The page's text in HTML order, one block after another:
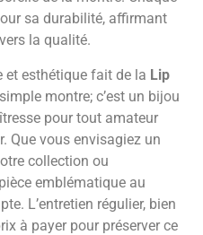
sa durabilité, affirmant
la qualité.
et esthétique fait de la Lip
montre; c’est un bijou
pour tout amateur
Que vous envisagiez un
collection ou
emblématique au
L’entretien régulier, bien
à payer pour préserver ce